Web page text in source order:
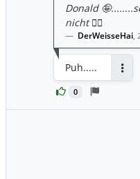
0
Donald
nicht 🤷‍♂️
DerWeisseHai,
Puh.....